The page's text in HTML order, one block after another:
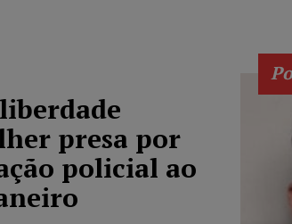
presa por
policial ao